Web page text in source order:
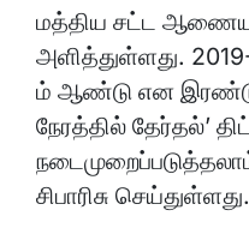
மத்திய சட்ட
அளித்துள்ளது.
ம் ஆண்டு என
நேரத்தில் தேர்தல்’
சிபாரிசு செய்துள்ளது.